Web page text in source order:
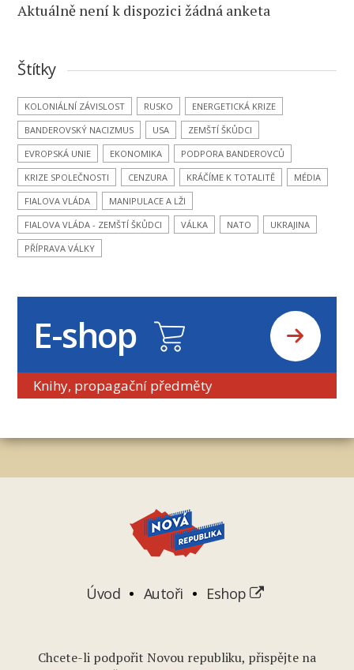
Aktuálně není k dispozici žádná anketa
Štítky
KOLONIÁLNÍ ZÁVISLOST RUSKO
ENERGETICKÁ KRIZE
BANDEROVSKÝ NACIZMUS
USA
ZEMŠTÍ ŠKŮDCI
EVROPSKÁ UNIE
EKONOMIKA
PODPORA BANDEROVCŮ
KRIZE SPOLEČNOSTI
CENZURA KRÁČÍME K TOTALITĚ
MÉDIA
FIALOVA VLÁDA
MANIPULACE A LŽI
FIALOVA VLÁDA - ZEMŠTÍ ŠKŮDCI
VÁLKA NATO
UKRAJINA
PŘÍPRAVA VÁLKY
E-shop
Knihy, propagační předměty
Úvod Autoři Eshop
Chcete-li podpořit Novou republiku, přispějte na